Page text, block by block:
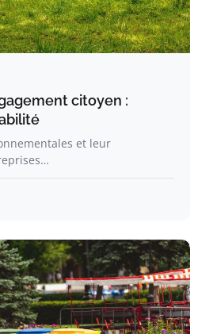
citoyen :
et leur